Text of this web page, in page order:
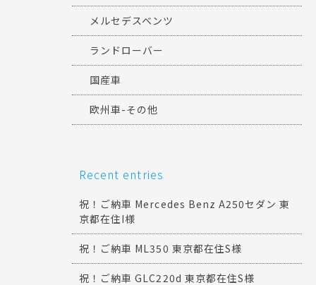
メルセデスベンツ
ランドローバー
国産車
欧州車-その他
Recent entries
祝！ご納車 Mercedes Benz A250セダン 東
京都在住I様
祝！ご納車 ML350 東京都在住S様
祝！ご納車 GLC220d 東京都在住S様